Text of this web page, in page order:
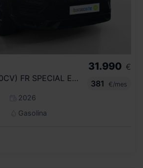
1.5 TSI 110KW (150CV) FR SPECIAL EDITION
2026
Gasolina
31.990 €
381
€/mes